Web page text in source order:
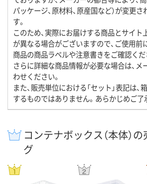
パッケージ、原材料、原産国など）が変更
す。
このため、実際にお届けする商品とサイト
が異なる場合がございますので、ご使用前
商品の商品ラベルや注意書きをご確認くだ
さらに詳細な商品情報が必要な場合は、メ
わせください。
また、販売単位における「セット」表記は
するものではありません。あらかじめご了
コンテナボックス（本体）
グ